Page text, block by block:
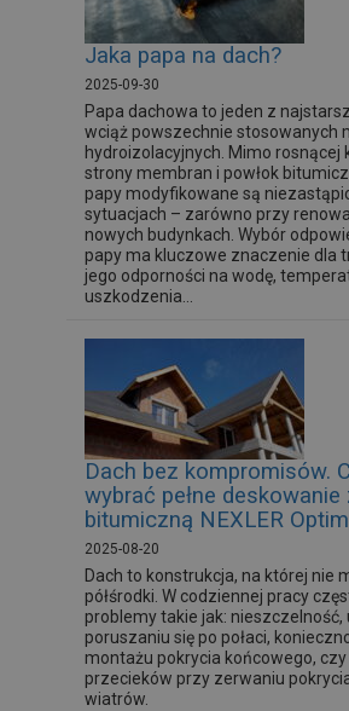
Jaka papa na dach?
2025-09-30
Papa dachowa to jeden z
wciąż powszechnie stosowanych
hydroizolacyjnych. Mimo rosnącej
strony membran i powłok
papy modyfikowane są
sytuacjach – zarówno przy
nowych budynkach. Wybór
papy ma kluczowe znaczenie dla
jego odporności na wodę,
uszkodzenia...
Dach bez kompromisów.
wybrać pełne
bitumiczną NEXLER
2025-08-20
Dach to konstrukcja, na której nie
półśrodki. W codziennej pracy
problemy takie jak:
poruszaniu się po połaci,
montażu pokrycia końcowego,
przecieków przy zerwaniu
wiatrów.